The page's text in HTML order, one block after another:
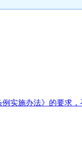
施办法》的要求，